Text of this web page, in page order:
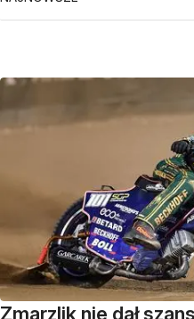
Zmarzlik nie dał